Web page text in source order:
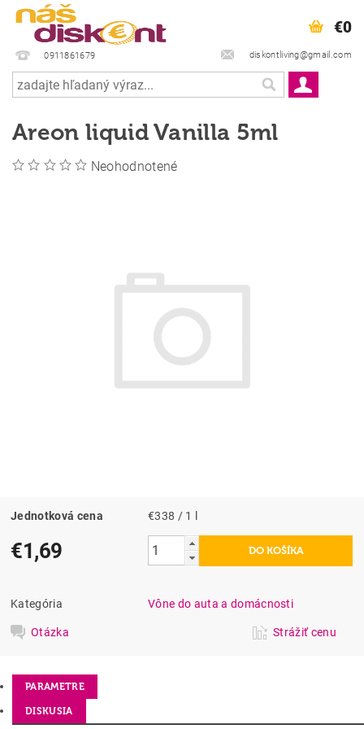
0911861679 diskontliving@gmail.com
€0
Areon liquid Vanilla 5ml
Neohodnotené
Jednotková cena €338 / 1 l
€1,69
Kategória Vône do auta a domácnosti
Otázka Strážiť cenu
PARAMETRE
DISKUSIA